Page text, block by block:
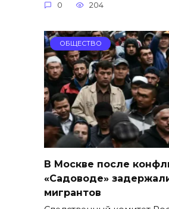
0 204
ОБЩЕСТВО
В Москве после
«Садоводе»
мигрантов